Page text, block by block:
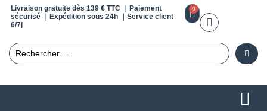
Livraison gratuite dès 139 € TTC ｜Paiement
sécurisé ｜Expédition sous 24h ｜Service client
6/7j
0